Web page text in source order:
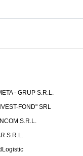
- GRUP S.R.L.
FOND" SRL
S.R.L.
S.R.L.